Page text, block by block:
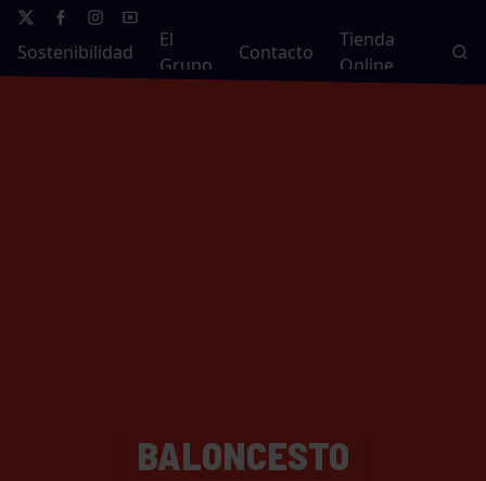
Sostenibilidad
El
Grupo
Contacto
Tienda
Online
BALONCESTO